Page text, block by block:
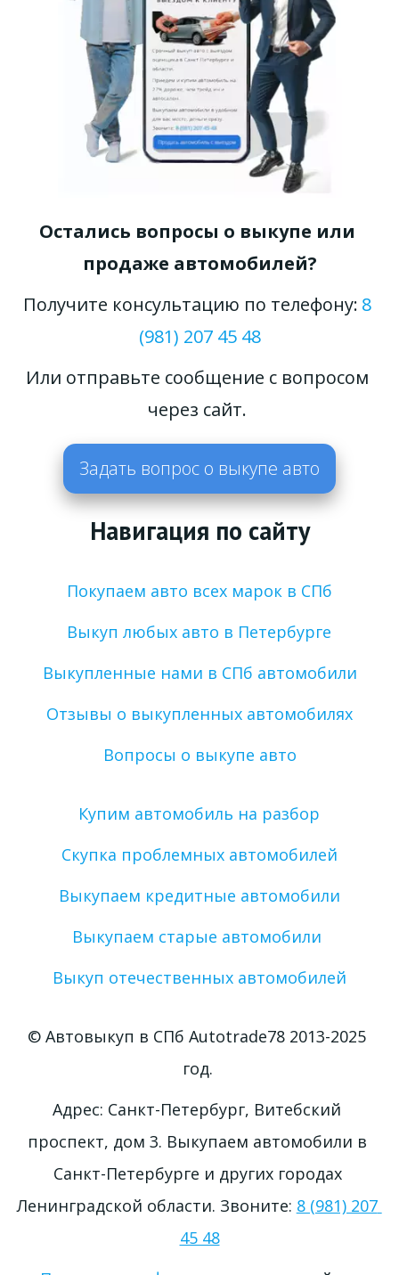
Остались вопросы о выкупе или
продаже автомобилей?
Получите консультацию по телефону: 8
(981) 207 45 48
Или отправьте сообщение с вопросом
через сайт.
Задать вопрос о выкупе авто
Навигация по сайту
Покупаем авто всех марок в СПб
Выкуп любых авто в Петербурге
Выкупленные нами в СПб автомобили
Отзывы о выкупленных автомобилях
Вопросы о выкупе авто
Купим автомобиль на разбор
Скупка проблемных автомобилей
Выкупаем кредитные автомобили
Выкупаем старые автомобили
Выкуп отечественных автомобилей
© Автовыкуп в СПб Autotrade78 2013-2025
год.
Адрес: Санкт-Петербург, Витебский
проспект, дом 3. Выкупаем автомобили в
Санкт-Петербурге и других городах
Ленинградской области. Звоните: 8 (981) 207
45 48